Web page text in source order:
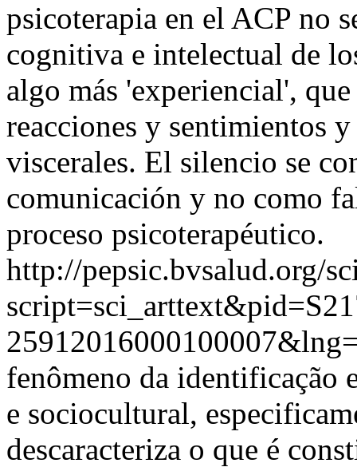
psicoterapia en el ACP no
cognitiva e intelectual de
algo más 'experiencial',
reacciones y sentimientos
viscerales. El silencio se
comunicación y no como
proceso psicoterapéutico.
http://pepsic.bvsalud.org/
fenômeno da identificação
e sociocultural,
descaracteriza o que é